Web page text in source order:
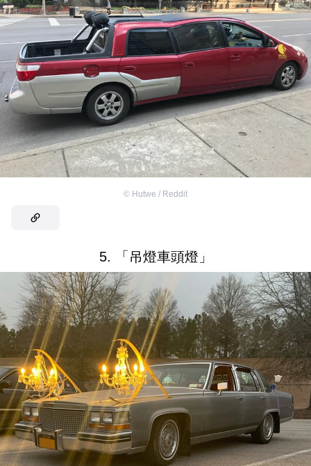
© Hutwe / Reddit
5. 「吊燈車頭燈」